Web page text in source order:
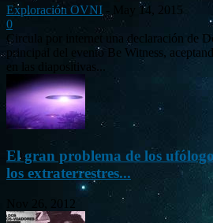
Exploración OVNI
May 14, 2015
0
Circula por internet una declaración de
principal del evento Be Witness,
en las diapositivas...
El gran problema de los
los extraterrestres...
Nov 26, 2012